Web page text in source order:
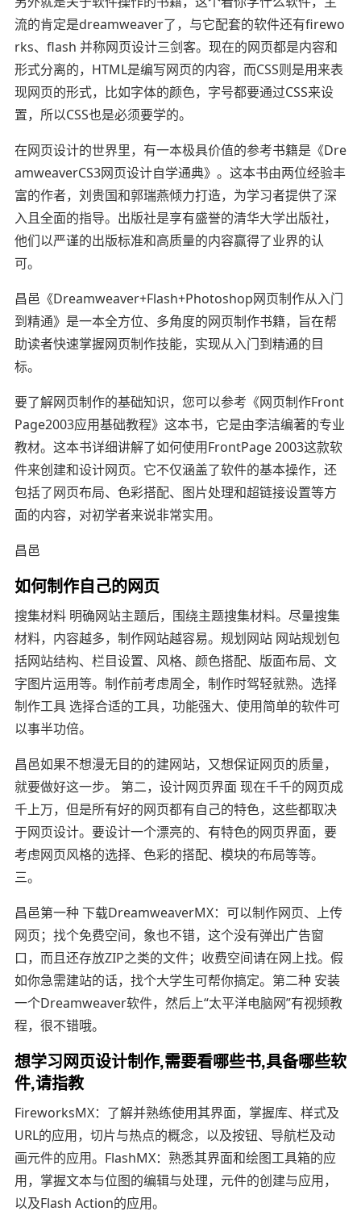
流的肯定是dreamweaver了，与它配套的软件还有firewo
rks、flash 并称网页设计三剑客。现在的网页都是内容和
形式分离的，HTML是编写网页的内容，而CSS则是用来表
现网页的形式，比如字体的颜色，字号都要通过CSS来设
置，所以CSS也是必须要学的。
在网页设计的世界里，有一本极具价值的参考书籍是《Dre
amweaverCS3网页设计自学通典》。这本书由两位经验丰
富的作者，刘贵国和郭瑞燕倾力打造，为学习者提供了深
入且全面的指导。出版社是享有盛誉的清华大学出版社，
他们以严谨的出版标准和高质量的内容赢得了业界的认
可。
昌邑《Dreamweaver+Flash+Photoshop网页制作从入门
到精通》是一本全方位、多角度的网页制作书籍，旨在帮
助读者快速掌握网页制作技能，实现从入门到精通的目
标。
要了解网页制作的基础知识，您可以参考《网页制作Front
Page2003应用基础教程》这本书，它是由李洁编著的专业
教材。这本书详细讲解了如何使用FrontPage 2003这款软
件来创建和设计网页。它不仅涵盖了软件的基本操作，还
包括了网页布局、色彩搭配、图片处理和超链接设置等方
面的内容，对初学者来说非常实用。
昌邑
如何制作自己的网页
搜集材料 明确网站主题后，围绕主题搜集材料。尽量搜集
材料，内容越多，制作网站越容易。规划网站 网站规划包
括网站结构、栏目设置、风格、颜色搭配、版面布局、文
字图片运用等。制作前考虑周全，制作时驾轻就熟。选择
制作工具 选择合适的工具，功能强大、使用简单的软件可
以事半功倍。
昌邑如果不想漫无目的的建网站，又想保证网页的质量，
就要做好这一步。 第二，设计网页界面 现在千千的网页成
千上万，但是所有好的网页都有自己的特色，这些都取决
于网页设计。要设计一个漂亮的、有特色的网页界面，要
考虑网页风格的选择、色彩的搭配、模块的布局等等。
三。
昌邑第一种 下载DreamweaverMX：可以制作网页、上传
网页；找个免费空间，象也不错，这个没有弹出广告窗
口，而且还存放ZIP之类的文件；收费空间请在网上找。假
如你急需建站的话，找个大学生可帮你搞定。第二种 安装
一个Dreamweaver软件，然后上“太平洋电脑网”有视频教
程，很不错哦。
想学习网页设计制作,需要看哪些书,具备哪些软
件,请指教
FireworksMX：了解并熟练使用其界面，掌握库、样式及
URL的应用，切片与热点的概念，以及按钮、导航栏及动
画元件的应用。FlashMX：熟悉其界面和绘图工具箱的应
用，掌握文本与位图的编辑与处理，元件的创建与应用，
以及Flash Action的应用。